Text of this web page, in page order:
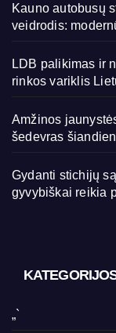
Kauno autobusų
veidrodis:
LDB palikimas ir
rinkos variklis
Amžinos
šedevras
Gydanti stichijų
gyvybiškai reikia
„`